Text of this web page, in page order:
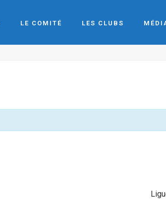
LE COMITÉ LES CLUBS